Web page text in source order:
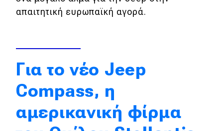
Δοκιμή
Αγώνες
Formula 1
WRC
απαιτητική ευρωπαϊκή αγορά.
Για το νέο Jeep
Compass, η
αμερικανική φίρμα